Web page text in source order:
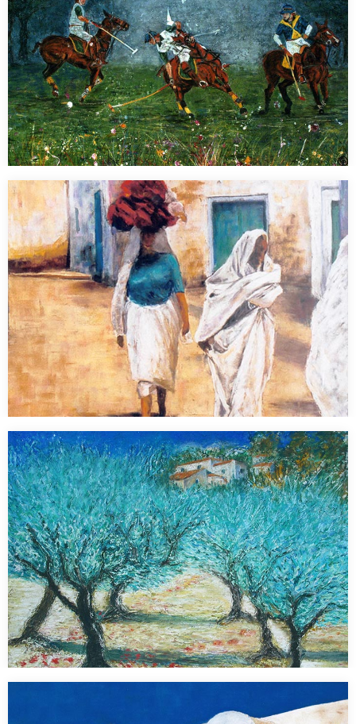
Partie de polo
Pastel 50 x 65 cm…
Tunisie Nadette
Pastel 60 x 80 cm…